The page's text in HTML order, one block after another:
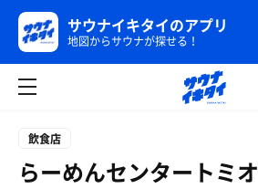
サウナイキタイのアプリ
地図からサウナが探せる！
飲食店
らーめんセンタートミオ